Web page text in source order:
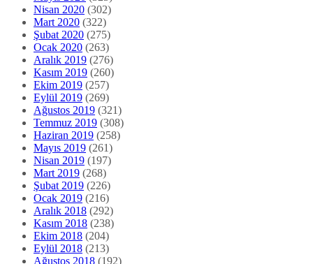
Nisan 2020 (302)
Mart 2020 (322)
Şubat 2020 (275)
Ocak 2020 (263)
Aralık 2019 (276)
Kasım 2019 (260)
Ekim 2019 (257)
Eylül 2019 (269)
Ağustos 2019 (321)
Temmuz 2019 (308)
Haziran 2019 (258)
Mayıs 2019 (261)
Nisan 2019 (197)
Mart 2019 (268)
Şubat 2019 (226)
Ocak 2019 (216)
Aralık 2018 (292)
Kasım 2018 (238)
Ekim 2018 (204)
Eylül 2018 (213)
Ağustos 2018 (192)